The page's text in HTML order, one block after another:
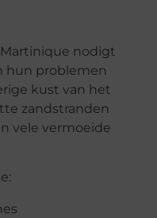
nodigt
hun problemen
kust van het
zandstranden
vele vermoeide